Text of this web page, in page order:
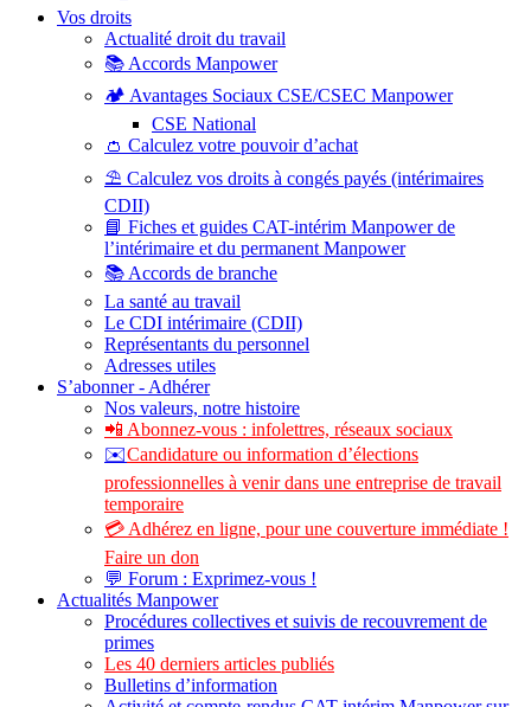
Vos droits
Actualité droit du travail
📚 Accords Manpower
🏕️ Avantages Sociaux CSE/CSEC Manpower
CSE National
👛 Calculez votre pouvoir d’achat
⛱️ Calculez vos droits à congés payés (intérimaires
CDII)
📘 Fiches et guides CAT-intérim Manpower de
l’intérimaire et du permanent Manpower
📚 Accords de branche
La santé au travail
Le CDI intérimaire (CDII)
Représentants du personnel
Adresses utiles
S’abonner - Adhérer
Nos valeurs, notre histoire
📲 Abonnez-vous : infolettres, réseaux sociaux
✉️Candidature ou information d’élections
professionnelles à venir dans une entreprise de travail
temporaire
💳 Adhérez en ligne, pour une couverture immédiate !
Faire un don
💬 Forum : Exprimez-vous !
Actualités Manpower
Procédures collectives et suivis de recouvrement de
primes
Les 40 derniers articles publiés
Bulletins d’information